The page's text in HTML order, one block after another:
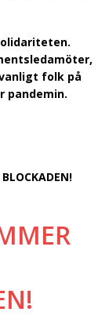
folk på
pandemin.